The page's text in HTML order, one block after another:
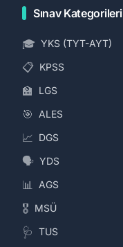
Sınav Kategorileri
🎓 YKS (TYT-AYT)
📋 KPSS
🏫 LGS
🎯 ALES
📈 DGS
🗣️ YDS
📊 AGS
🎖️ MSÜ
🩺 TUS